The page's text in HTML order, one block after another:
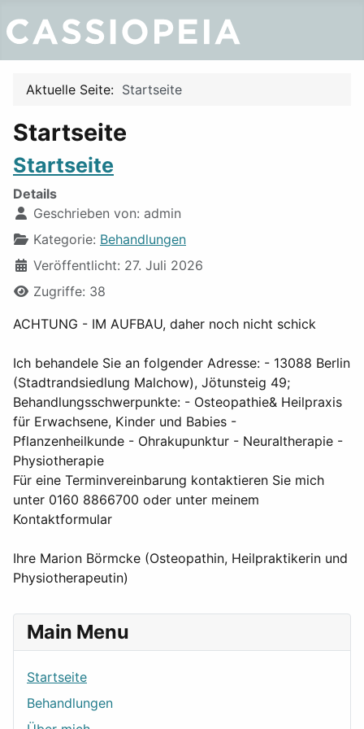
Aktuelle Seite: Startseite
Startseite
Startseite
Details
Geschrieben von: admin
Kategorie: Behandlungen
Veröffentlicht: 27. Juli 2026
Zugriffe: 38
ACHTUNG - IM AUFBAU, daher noch nicht schick
Ich behandele Sie an folgender Adresse: - 13088 Berlin
(Stadtrandsiedlung Malchow), Jötunsteig 49;
Behandlungsschwerpunkte: - Osteopathie& Heilpraxis
für Erwachsene, Kinder und Babies -
Pflanzenheilkunde - Ohrakupunktur - Neuraltherapie -
Physiotherapie
Für eine Terminvereinbarung kontaktieren Sie mich
unter 0160 8866700 oder unter meinem
Kontaktformular
Ihre Marion Börmcke (Osteopathin, Heilpraktikerin und
Physiotherapeutin)
Main Menu
Startseite
Behandlungen